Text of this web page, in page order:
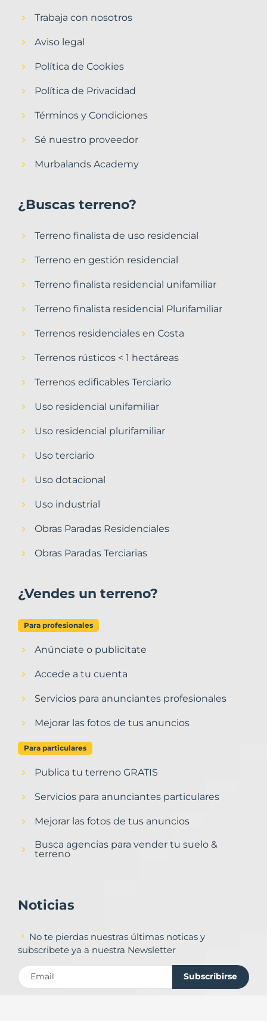
Trabaja con nosotros
Aviso legal
Política de Cookies
Política de Privacidad
Términos y Condiciones
Sé nuestro proveedor
Murbalands Academy
¿Buscas terreno?
Terreno finalista de uso residencial
Terreno en gestión residencial
Terreno finalista residencial unifamiliar
Terreno finalista residencial Plurifamiliar
Terrenos residenciales en Costa
Terrenos rústicos < 1 hectáreas
Terrenos edificables Terciario
Uso residencial unifamiliar
Uso residencial plurifamiliar
Uso terciario
Uso dotacional
Uso industrial
Obras Paradas Residenciales
Obras Paradas Terciarias
¿Vendes un terreno?
Para profesionales
Anúnciate o publicitate
Accede a tu cuenta
Servicios para anunciantes profesionales
Mejorar las fotos de tus anuncios
Para particulares
Publica tu terreno GRATIS
Servicios para anunciantes particulares
Mejorar las fotos de tus anuncios
Busca agencias para vender tu suelo &
terreno
Noticias
No te pierdas nuestras últimas noticas y
subscribete ya a nuestra Newsletter
Subscribirse